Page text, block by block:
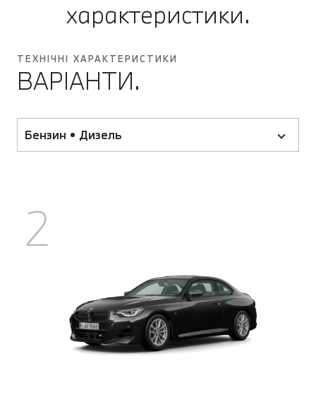
характеристики.
ТЕХНІЧНІ ХАРАКТЕРИСТИКИ
ВАРІАНТИ.
Бензин • Дизель
2